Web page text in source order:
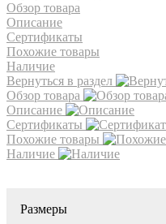
Обзор товара
Описание
Сертификаты
Похожие товары
Наличие
Вернуться в раздел
Обзор товара
Описание
Сертификаты
Похожие товары
Наличие
Размеры